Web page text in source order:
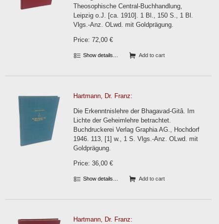
Theosophische Central-Buchhandlung,
Leipzig o.J. [ca. 1910]. 1 Bl., 150 S., 1 Bl.
Vlgs.-Anz. OLwd. mit Goldprägung.
Price: 72,00 €
Show details… Add to cart
Hartmann, Dr. Franz:
Die Erkenntnislehre der Bhagavad-Gitâ. Im
Lichte der Geheimlehre betrachtet.
Buchdruckerei Verlag Graphia AG., Hochdorf
1946. 113, [1] w., 1 S. Vlgs.-Anz. OLwd. mit
Goldprägung.
Price: 36,00 €
Show details… Add to cart
Hartmann, Dr. Franz: